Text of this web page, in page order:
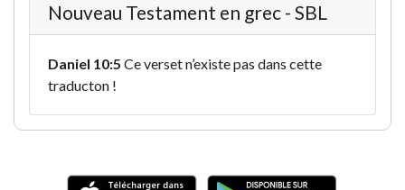
Nouveau Testament en grec - SBL
Daniel 10:5 Ce verset n’existe pas dans cette
traducton !